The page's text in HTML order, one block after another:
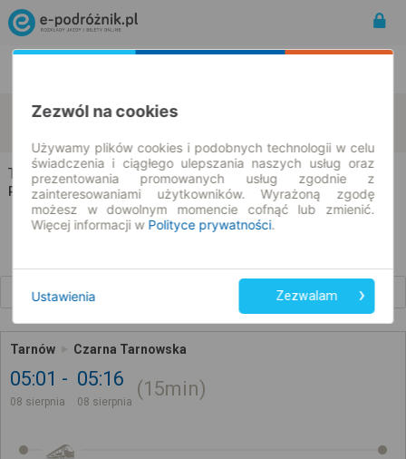
Tarnów Czarna
Tarnów → Czarna
Rozkład jazdy i bilety
Tarnów Czarna Tarnowska
05:01
08 sierpnia
05:16
08 sierpnia
15min
Zezwól na cookies
Używamy plików cookies i podobnych technologii w celu
świadczenia i ciągłego ulepszania naszych usług oraz
prezentowania promowanych usług zgodnie z
zainteresowaniami użytkowników. Wyrażoną zgodę
możesz w dowolnym momencie cofnąć lub zmienić.
Więcej informacji w Polityce prywatności.
Ustawienia Zezwalam